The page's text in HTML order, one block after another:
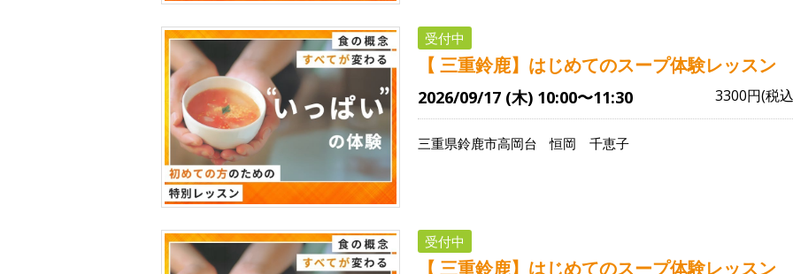
受付中
【 三重鈴鹿】はじめてのスープ体験レッスン
2026/09/17 (木) 10:00〜11:30 3300円(税
三重県鈴鹿市高岡台 恒岡 千恵子
受付中
【 三重鈴鹿】はじめてのスープ体験レッスン